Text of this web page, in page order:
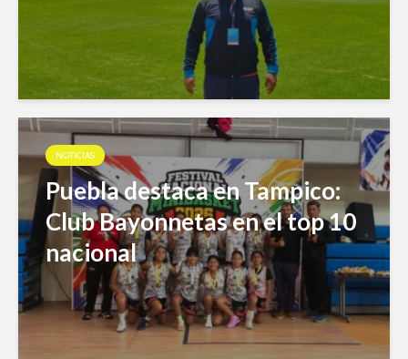
NOTICIAS
Puebla destaca en Tampico:
Club Bayonnetas en el top 10
nacional